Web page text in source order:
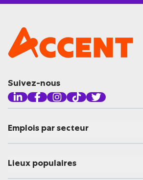
Suivez-nous
Emplois par secteur
Lieux populaires